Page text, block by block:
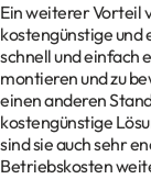
Ein weiterer Vorteil
kostengünstige
schnell und einfach
montieren und zu
einen anderen
kostengünstige
sind sie auch sehr
Betriebskosten